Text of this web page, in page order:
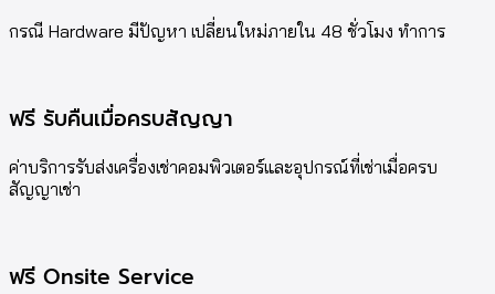
กรณี Hardware มีปัญหา เปลี่ยนใหม่ภายใน 48 ชั่วโมง ทำการ
ฟรี รับคืนเมื่อครบสัญญา
ค่าบริการรับส่งเครื่องเช่าคอมพิวเตอร์และอุปกรณ์ที่เช่าเมื่อครบ
สัญญาเช่า
ฟรี Onsite Service